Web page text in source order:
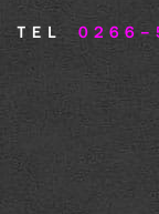
ＴＥＬ ０２６６－